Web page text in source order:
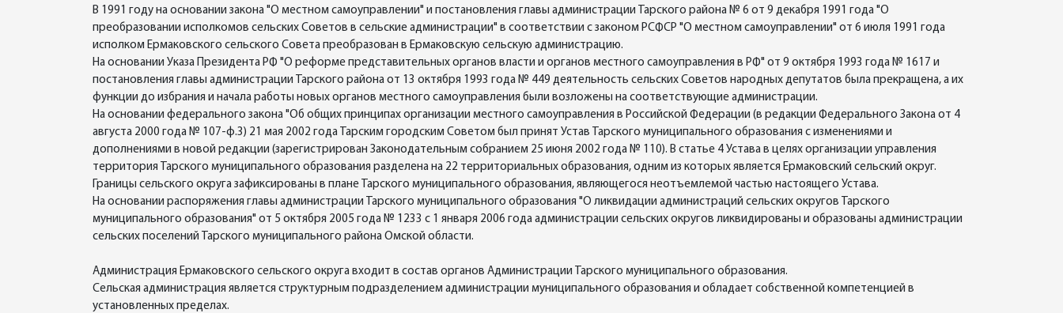
В 1991 году на основании закона "О местном самоуправлении" и постановления главы администрации Тарского района № 6 от 9 декабря 1991 года "О
преобразовании исполкомов сельских Советов в сельские администрации" в соответствии с законом РСФСР "О местном самоуправлении" от 6 июля 1991 года
исполком Ермаковского сельского Совета преобразован в Ермаковскую сельскую администрацию.
На основании Указа Президента РФ "О реформе представительных органов власти и органов местного самоуправления в РФ" от 9 октября 1993 года № 1617 и
постановления главы администрации Тарского района от 13 октября 1993 года № 449 деятельность сельских Советов народных депутатов была прекращена, а их
функции до избрания и начала работы новых органов местного самоуправления были возложены на соответствующие администрации.
На основании федерального закона "Об общих принципах организации местного самоуправления в Российской Федерации (в редакции Федерального Закона от 4
августа 2000 года № 107-ф.3) 21 мая 2002 года Тарским городским Советом был принят Устав Тарского муниципального образования с изменениями и
дополнениями в новой редакции (зарегистрирован Законодательным собранием 25 июня 2002 года № 110). В статье 4 Устава в целях организации управления
территория Тарского муниципального образования разделена на 22 территориальных образования, одним из которых является Ермаковский сельский округ.
Границы сельского округа зафиксированы в плане Тарского муниципального образования, являющегося неотъемлемой частью настоящего Устава.
На основании распоряжения главы администрации Тарского муниципального образования "О ликвидации администраций сельских округов Тарского
муниципального образования" от 5 октября 2005 года № 1233 с 1 января 2006 года администрации сельских округов ликвидированы и образованы администрации
сельских поселений Тарского муниципального района Омской области.
Администрация Ермаковского сельского округа входит в состав органов Администрации Тарского муниципального образования.
Сельская администрация является структурным подразделением администрации муниципального образования и обладает собственной компетенцией в
установленных пределах.